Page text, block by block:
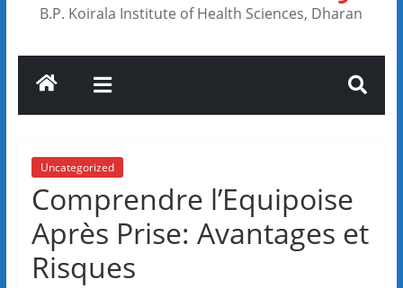
B.P. Koirala Institute of Health Sciences, Dharan
Uncategorized
Comprendre l’Equipoise
Après Prise: Avantages et
Risques